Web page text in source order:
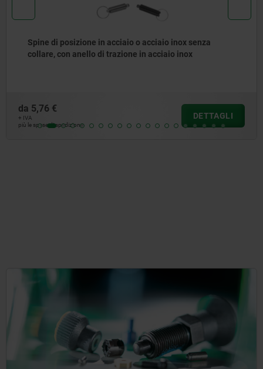
di posizione in acciaio o acciaio inox senza
con anello di trazione in acciaio inox
€
di spedizione
DETTAGLI